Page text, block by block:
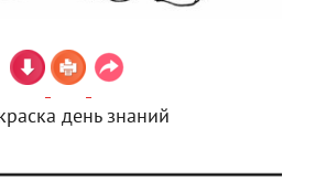
день знаний